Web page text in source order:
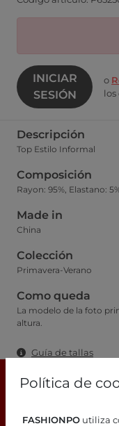
Política de
FASHIONPO utiliza
INICIAR
SESIÓN
o
Descripción
Top Estilo Informal
Composición
Rayon: 95%, Elastano:
Made in
China
Colección
Primavera-Verano
Como queda
La modelo de la foto
altura.
Guía de tallas